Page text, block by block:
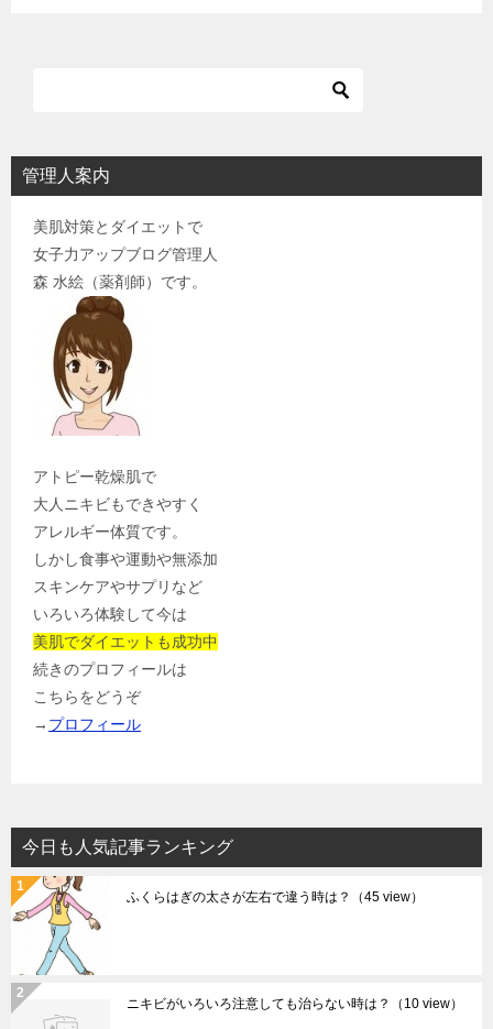
管理人案内
美肌対策とダイエットで
女子力アップブログ管理人
森 水絵（薬剤師）です。
アトピー乾燥肌で
大人ニキビもできやすく
アレルギー体質です。
しかし食事や運動や無添加
スキンケアやサプリなど
いろいろ体験して今は
美肌でダイエットも成功中
続きのプロフィールは
こちらをどうぞ
→ プロフィール
今日も人気記事ランキング
ふくらはぎの太さが左右で違う時は？ （45 view）
ニキビがいろいろ注意しても治らない時は？ （10 view）